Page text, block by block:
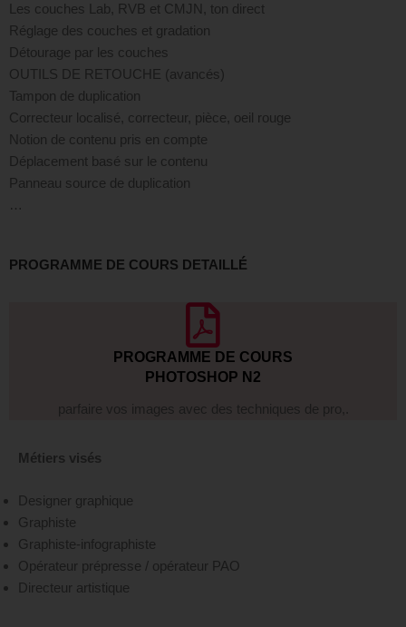
Les couches Lab, RVB et CMJN, ton direct
Réglage des couches et gradation
Détourage par les couches
OUTILS DE RETOUCHE (avancés)
Tampon de duplication
Correcteur localisé, correcteur, pièce, oeil rouge
Notion de contenu pris en compte
Déplacement basé sur le contenu
Panneau source de duplication
…
PROGRAMME DE COURS DETAILLÉ
PROGRAMME DE COURS
PHOTOSHOP N2
parfaire vos images avec des techniques de pro,.
Métiers visés
Designer graphique
Graphiste
Graphiste-infographiste
Opérateur prépresse / opérateur PAO
Directeur artistique